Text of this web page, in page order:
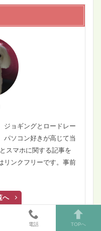
ジョギングとロードレー
パソコン好きが高じて当
スマホに関する記事を
リンクフリーです。事前
へ
電話 TOPへ